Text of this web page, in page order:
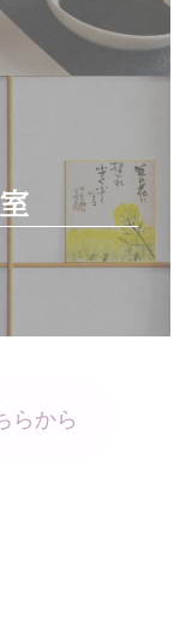
らから